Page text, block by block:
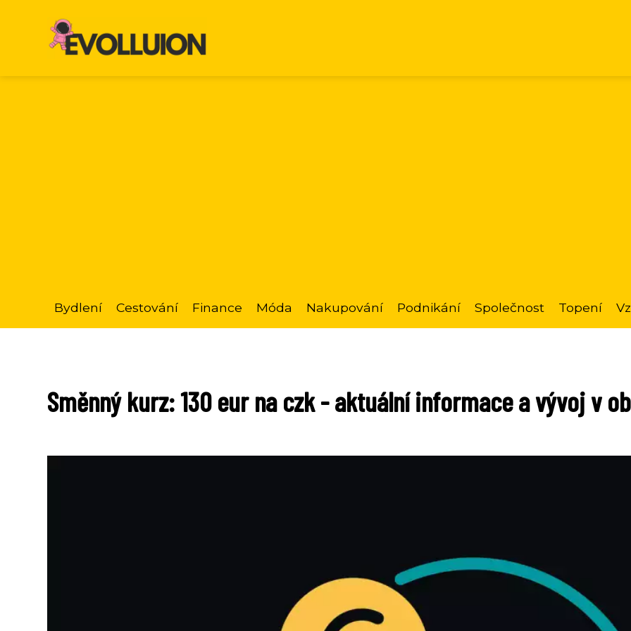
Bydlení Cestování Finance Móda Nakupování Podnikání Společnost Topení
Směnný kurz: 130 eur na czk - aktuální informace a vývoj v